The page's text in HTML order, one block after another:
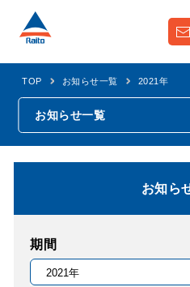
TOP お知らせ一覧 2021年
お知らせ一覧
お知ら
期間